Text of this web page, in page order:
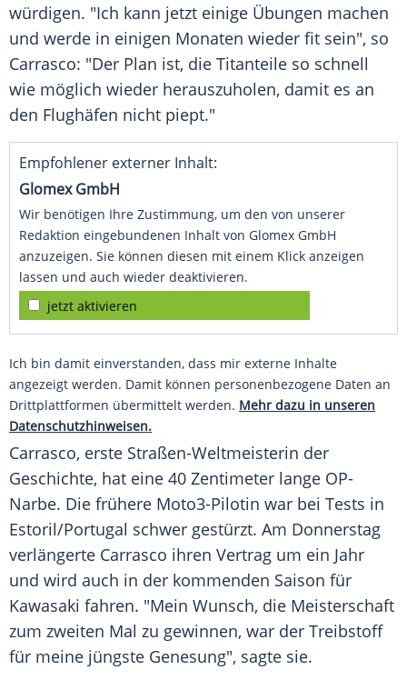
würdigen. "Ich kann jetzt einige Übungen machen
und werde in einigen Monaten wieder fit sein", so
Carrasco: "Der Plan ist, die Titanteile so schnell
wie möglich wieder herauszuholen, damit es an
den Flughäfen nicht piept."
Empfohlener externer Inhalt:
Glomex GmbH
Wir benötigen Ihre Zustimmung, um den von unserer
Redaktion eingebundenen Inhalt von Glomex GmbH
anzuzeigen. Sie können diesen mit einem Klick anzeigen
lassen und auch wieder deaktivieren.
jetzt aktivieren
Ich bin damit einverstanden, dass mir externe Inhalte
angezeigt werden. Damit können personenbezogene Daten an
Drittplattformen übermittelt werden. Mehr dazu in unseren
Datenschutzhinweisen.
Carrasco, erste Straßen-Weltmeisterin der
Geschichte, hat eine 40 Zentimeter lange OP-
Narbe. Die frühere Moto3-Pilotin war bei Tests in
Estoril/Portugal schwer gestürzt. Am Donnerstag
verlängerte Carrasco ihren Vertrag um ein Jahr
und wird auch in der kommenden Saison für
Kawasaki fahren. "Mein Wunsch, die Meisterschaft
zum zweiten Mal zu gewinnen, war der Treibstoff
für meine jüngste Genesung", sagte sie.